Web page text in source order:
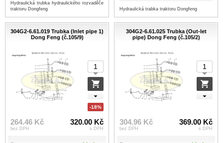
Hydraulická trubka hydraulického rozvaděče
traktoru Dongfeng
Hydraulická trabka traktoru Dongfeng
304G2-6.61.019 Trubka (Inlet pipe 1)
Dong Feng (č.105/9)
-18%
264.46 Kč
bez DPH
320.00 Kč
s DPH
304G2-6.61.025 Trubka (Out-let
pipe) Dong Feng (č.105/2)
304.96 Kč
bez DPH
369.00 Kč
s DPH